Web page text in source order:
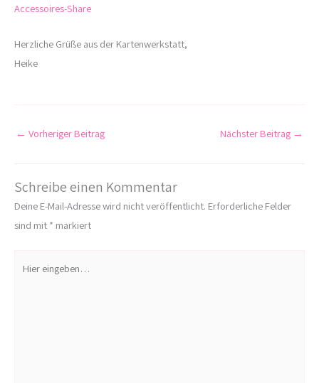
Accessoires-Share
Herzliche Grüße aus der Kartenwerkstatt,
Heike
← Vorheriger Beitrag Nächster Beitrag →
Schreibe einen Kommentar
Deine E-Mail-Adresse wird nicht veröffentlicht. Erforderliche Felder
sind mit * markiert
eingeben…